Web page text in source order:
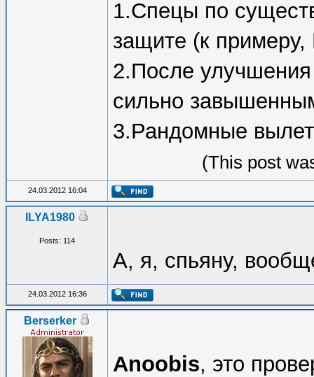
1.Спецы по
защите (к
2.После улучшения
сильно
3.Рандомные
(This post
24.03.2012 16:04
ILYA1980
Posts: 114
А, я, спьяну,
24.03.2012 16:36
Berserker
Anoobis, это